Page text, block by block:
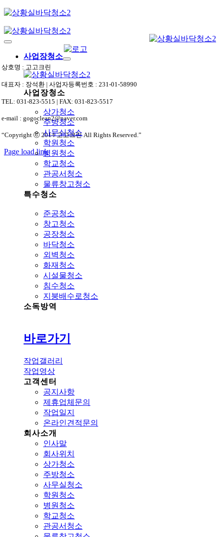
Skip
content
Toggle
Navigation사업장청소
사업장청소
상가청소
주방청소
사무실청소
학원청소
병원청소
학교청소
관공서청소
물류창고청소
특수청소
준공청소
창고청소
공장청소
바닥청소
외벽청소
화재청소
시설물청소
침수청소
지붕배수로청소
소독방역
바로가기
작업갤러리
작업영상
고객센터
공지사항
제휴업체문의
작업일지
온라인견적문의
회사소개
인사말
회사위치
상가청소
주방청소
사무실청소
학원청소
병원청소
학교청소
관공서청소
상호명 : 고고크린
대표자 : 장석환 | 사업자등록번호 : 231-01-58990
TEL: 031-823-5515 | FAX: 031-823-5517
e-mail : gogoclean2@naver.com
“Copyright ⓒ 2014 고고크린 All Rights Reserved.”
Page load link